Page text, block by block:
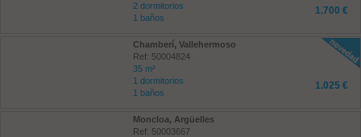
2 dormitorios
1 baños
1.700 €
Chamberí, Vallehermoso
Ref: 50004824
35 m²
1 dormitorios
1 baños
1.025 €
Moncloa, Argüelles
Ref: 50003667